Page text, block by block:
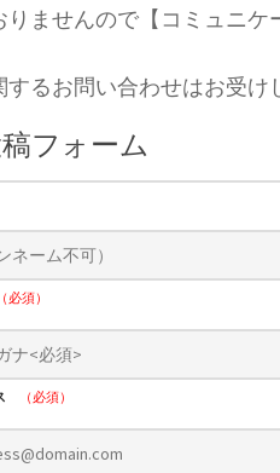
りませんので【コミュニ
るお問い合わせはお受け
フォーム
（必須）
（必須）